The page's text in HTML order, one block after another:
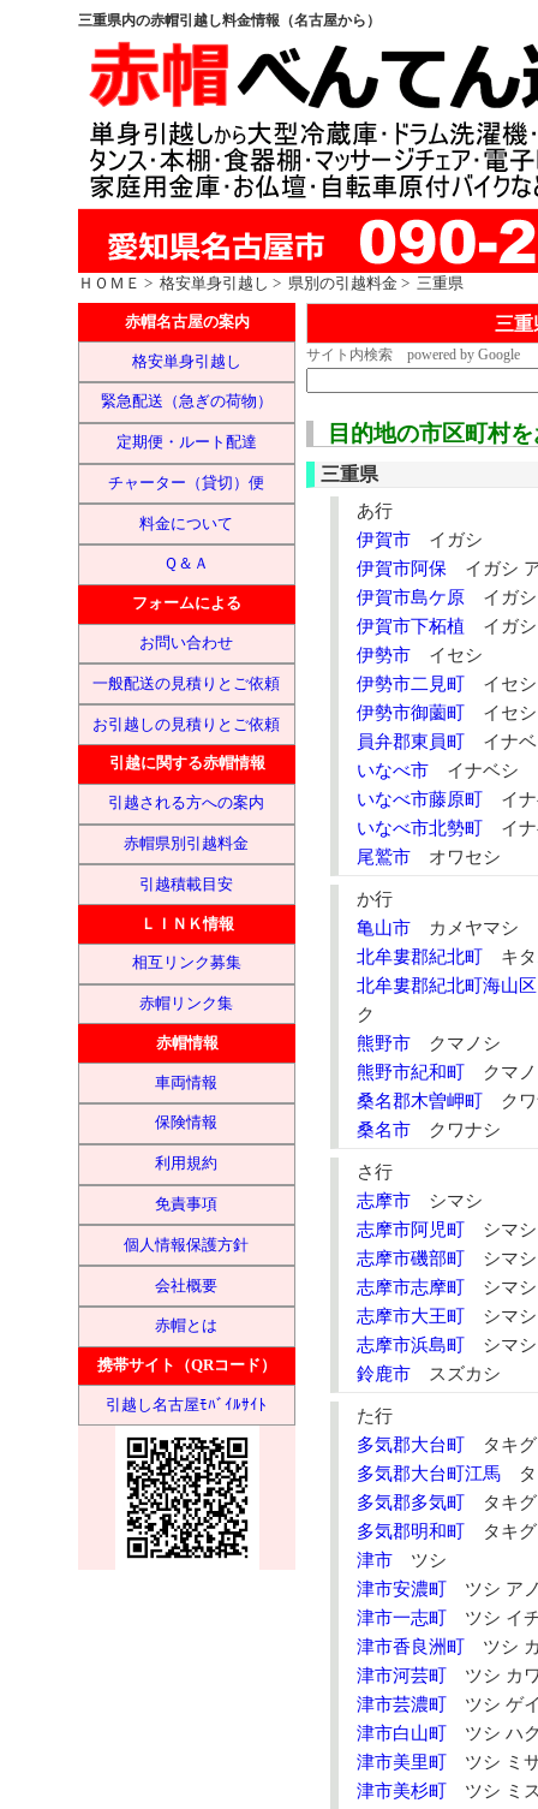
三重県内の赤帽引越し料金情報（名古屋から）
ＨＯＭＥ > 格安単身引越し > 県別の引越料金 > 三重県
赤帽名古屋の案内
格安単身引越し
緊急配送（急ぎの荷物）
定期便・ルート配達
チャーター（貸切）便
料金について
Ｑ＆Ａ
フォームによる
お問い合わせ
一般配送の見積りとご依頼
お引越しの見積りとご依頼
引越に関する赤帽情報
引越される方への案内
赤帽県別引越料金
引越積載目安
ＬＩＮＫ情報
相互リンク募集
赤帽リンク集
赤帽情報
車両情報
保険情報
利用規約
免責事項
個人情報保護方針
会社概要
赤帽とは
携帯サイト（QRコード）
引越し名古屋ﾓﾊﾞｲﾙｻｲﾄ
三
サイト内検索 powered by Google
目的地の市区町村
三重県
あ行
伊賀市イガシ
伊賀市阿保イガシ
伊賀市島ケ原 イガシ
伊賀市下柘植 イガシ
伊勢市イセシ
伊勢市二見町イセシ
伊勢市御薗町イセシ
員弁郡東員町イナベ
いなべ市イナベシ
いなべ市藤原町イナ
いなべ市北勢町イナ
尾鷲市オワセシ
か行
亀山市カメヤマシ
北牟婁郡紀北町キタ
北牟婁郡紀北町海山区
ク
熊野市クマノシ
熊野市紀和町クマノ
桑名郡木曽岬町クワ
桑名市クワナシ
さ行
志摩市シマシ
志摩市阿児町シマシ
志摩市磯部町シマシ
志摩市志摩町シマシ
志摩市大王町シマシ
志摩市浜島町シマシ
鈴鹿市スズカシ
た行
多気郡大台町タキグ
多気郡大台町江馬タ
多気郡多気町タキグ
多気郡明和町タキグ
津市ツシ
津市安濃町ツシ アノ
津市一志町ツシ イチ
津市香良洲町ツシ カ
津市河芸町ツシ カワ
津市芸濃町ツシ ゲイ
津市白山町ツシ ハク
津市美里町ツシ ミサ
津市美杉町ツシ ミス